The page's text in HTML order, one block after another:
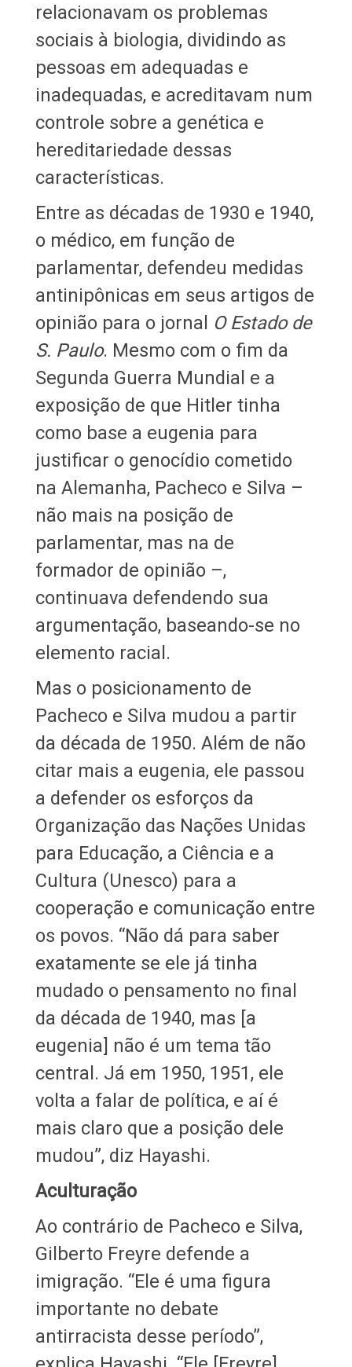
relacionavam os problemas
sociais à biologia, dividindo as
pessoas em adequadas e
inadequadas, e acreditavam num
controle sobre a genética e
hereditariedade dessas
características.
Entre as décadas de 1930 e 1940,
o médico, em função de
parlamentar, defendeu medidas
antinipônicas em seus artigos de
opinião para o jornal O Estado de
S. Paulo. Mesmo com o fim da
Segunda Guerra Mundial e a
exposição de que Hitler tinha
como base a eugenia para
justificar o genocídio cometido
na Alemanha, Pacheco e Silva –
não mais na posição de
parlamentar, mas na de
formador de opinião –,
continuava defendendo sua
argumentação, baseando-se no
elemento racial.
Mas o posicionamento de
Pacheco e Silva mudou a partir
da década de 1950. Além de não
citar mais a eugenia, ele passou
a defender os esforços da
Organização das Nações Unidas
para Educação, a Ciência e a
Cultura (Unesco) para a
cooperação e comunicação entre
os povos. “Não dá para saber
exatamente se ele já tinha
mudado o pensamento no final
da década de 1940, mas [a
eugenia] não é um tema tão
central. Já em 1950, 1951, ele
volta a falar de política, e aí é
mais claro que a posição dele
mudou”, diz Hayashi.
Aculturação
Ao contrário de Pacheco e Silva,
Gilberto Freyre defende a
imigração. “Ele é uma figura
importante no debate
antirracista desse período”,